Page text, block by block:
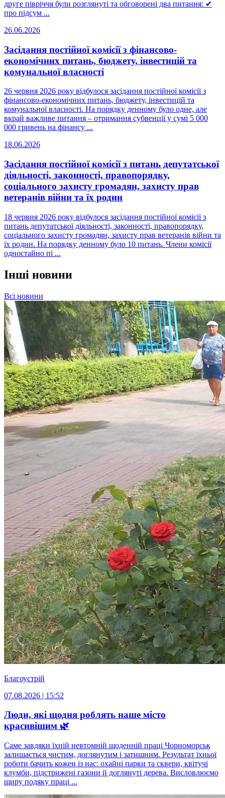
друге півріччя були розглянуті та обговорені два питання: ✔
про підсум ...
26.06.2026
Засідання постійної комісії з фінансово-
економічних питань, бюджету, інвестицій та
комунальної власності
26 червня 2026 року відбулося засідання постійної комісії з
фінансово-економічних питань, бюджету, інвестицій та
комунальної власності. На порядку денному було одне, але
вкрай важливе питання – отримання субвенції у сумі 5 000
000 гривень на фінансу ...
18.06.2026
Засідання постійної комісії з питань депутатської
діяльності, законності, правопорядку,
соціального захисту громадян, захисту прав
ветеранів війни та їх родин
18 червня 2026 року відбулося засідання постійної комісії з
питань депутатської діяльності, законності, правопорядку,
соціального захисту громадян, захисту прав ветеранів війни та
їх родин. На порядку денному було 10 питань. Члени комісії
одностайно пі ...
Інші новини
Всі новини
Благоустрій
07.08.2026 | 15:52
Люди, які щодня роблять наше місто
красивішим 🌿
Саме завдяки їхній невтомній щоденній праці Чорноморськ
залишається чистим, доглянутим і затишним. Результат їхньої
роботи бачить кожен із нас: охайні парки та сквери, квітучі
клумби, підстрижені газони й доглянуті дерева. Висловлюємо
щиру подяку праці ...